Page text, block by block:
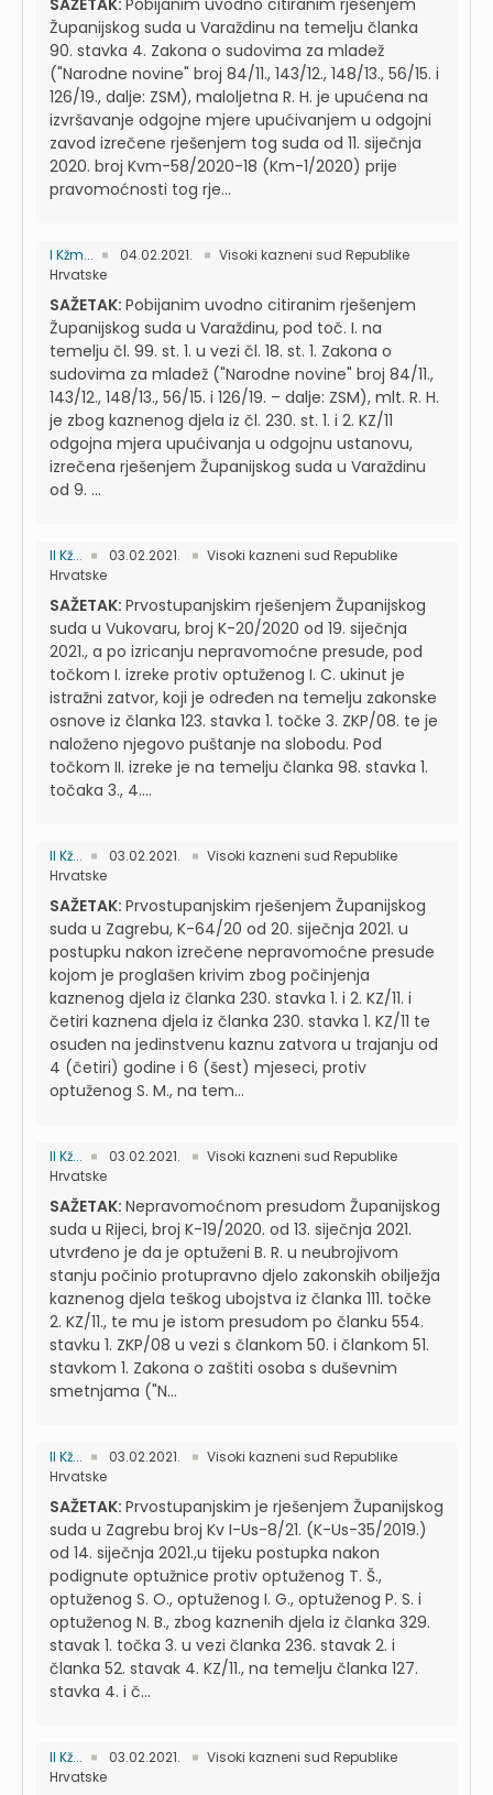
SAŽETAK: Pobijanim uvodno citiranim rješenjem
Županijskog suda u Varaždinu na temelju članka
90. stavka 4. Zakona o sudovima za mladež
("Narodne novine" broj 84/11., 143/12., 148/13., 56/15. i
126/19., dalje: ZSM), maloljetna R. H. je upućena na
izvršavanje odgojne mjere upućivanjem u odgojni
zavod izrečene rješenjem tog suda od 11. siječnja
2020. broj Kvm-58/2020-18 (Km-1/2020) prije
pravomoćnosti tog rje...
I Kžm... 04.02.2021.
Visoki kazneni sud Republike
Hrvatske
SAŽETAK: Pobijanim uvodno citiranim rješenjem
Županijskog suda u Varaždinu, pod toč. I. na
temelju čl. 99. st. 1. u vezi čl. 18. st. 1. Zakona o
sudovima za mladež ("Narodne novine" broj 84/11.,
143/12., 148/13., 56/15. i 126/19. – dalje: ZSM), mlt. R. H.
je zbog kaznenog djela iz čl. 230. st. 1. i 2. KZ/11
odgojna mjera upućivanja u odgojnu ustanovu,
izrečena rješenjem Županijskog suda u Varaždinu
od 9. ...
II Kž... 03.02.2021.
Visoki kazneni sud Republike
Hrvatske
SAŽETAK: Prvostupanjskim rješenjem Županijskog
suda u Vukovaru, broj K-20/2020 od 19. siječnja
2021., a po izricanju nepravomoćne presude, pod
točkom I. izreke protiv optuženog I. C. ukinut je
istražni zatvor, koji je određen na temelju zakonske
osnove iz članka 123. stavka 1. točke 3. ZKP/08. te je
naloženo njegovo puštanje na slobodu. Pod
točkom II. izreke je na temelju članka 98. stavka 1.
točaka 3., 4....
II Kž... 03.02.2021.
Visoki kazneni sud Republike
Hrvatske
SAŽETAK: Prvostupanjskim rješenjem Županijskog
suda u Zagrebu, K-64/20 od 20. siječnja 2021. u
postupku nakon izrečene nepravomoćne presude
kojom je proglašen krivim zbog počinjenja
kaznenog djela iz članka 230. stavka 1. i 2. KZ/11. i
četiri kaznena djela iz članka 230. stavka 1. KZ/11 te
osuđen na jedinstvenu kaznu zatvora u trajanju od
4 (četiri) godine i 6 (šest) mjeseci, protiv
optuženog S. M., na tem...
II Kž... 03.02.2021.
Visoki kazneni sud Republike
Hrvatske
SAŽETAK: Nepravomoćnom presudom Županijskog
suda u Rijeci, broj K-19/2020. od 13. siječnja 2021.
utvrđeno je da je optuženi B. R. u neubrojivom
stanju počinio protupravno djelo zakonskih obilježja
kaznenog djela teškog ubojstva iz članka 111. točke
2. KZ/11., te mu je istom presudom po članku 554.
stavku 1. ZKP/08 u vezi s člankom 50. i člankom 51.
stavkom 1. Zakona o zaštiti osoba s duševnim
smetnjama ("N...
II Kž... 03.02.2021.
Visoki kazneni sud Republike
Hrvatske
SAŽETAK: Prvostupanjskim je rješenjem Županijskog
suda u Zagrebu broj Kv I-Us-8/21. (K-Us-35/2019.)
od 14. siječnja 2021.,u tijeku postupka nakon
podignute optužnice protiv optuženog T. Š.,
optuženog S. O., optuženog I. G., optuženog P. S. i
optuženog N. B., zbog kaznenih djela iz članka 329.
stavak 1. točka 3. u vezi članka 236. stavak 2. i
članka 52. stavak 4. KZ/11., na temelju članka 127.
stavka 4. i č...
II Kž... 03.02.2021.
Visoki kazneni sud Republike
Hrvatske